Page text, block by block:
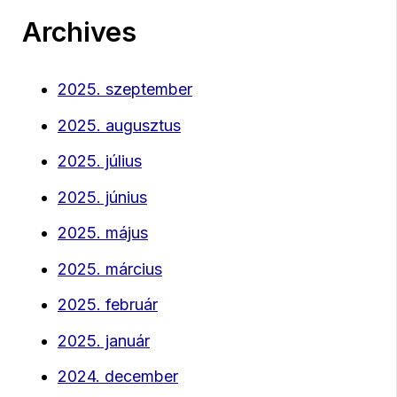
Archives
2025. szeptember
2025. augusztus
2025. július
2025. június
2025. május
2025. március
2025. február
2025. január
2024. december